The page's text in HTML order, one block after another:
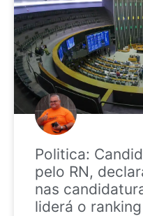
Politica:
pelo RN,
nas
liderá o ranking